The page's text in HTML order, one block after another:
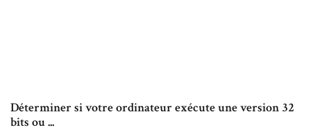
Déterminer si votre ordinateur exécute une version 32
bits ou ...